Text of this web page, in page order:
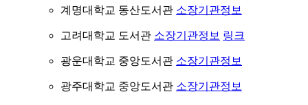
계명대학교 동산도서관 소장기관정보
고려대학교 도서관 소장기관정보 링크
광운대학교 중앙도서관 소장기관정보
광주대학교 중앙도서관 소장기관정보